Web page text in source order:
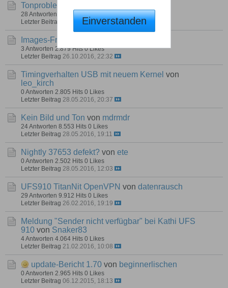
Tonproblem
28 Antworten 9.866 Hits 0 Likes
Letzter Beitrag
17.12.2016, 09:47
Images-Frage
3 Antworten 2.879 Hits 0 Likes
Letzter Beitrag 26.10.2016, 22:32
Timingverhalten USB mit neuem Kernel von
leo_kirch
0 Antworten 2.805 Hits 0 Likes
Letzter Beitrag 28.05.2016, 20:37
Kein Bild und Ton von mdrmdr
24 Antworten 8.553 Hits 0 Likes
Letzter Beitrag 28.05.2016, 19:11
Nightly 37653 defekt? von ete
0 Antworten 2.502 Hits 0 Likes
Letzter Beitrag 28.05.2016, 12:03
UFS910 TitanNit OpenVPN von datenrausch
29 Antworten 9.912 Hits 0 Likes
Letzter Beitrag 26.02.2016, 19:19
Meldung "Sender nicht verfügbar" bei Kathi UFS
910 von Snaker83
4 Antworten 4.064 Hits 0 Likes
Letzter Beitrag 21.02.2016, 10:08
update-Bericht 1.70 von beginnerlischen
0 Antworten 2.965 Hits 0 Likes
Letzter Beitrag 06.12.2015, 18:13
Einverstanden